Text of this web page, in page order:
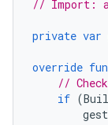
// Import:
private var
override fun
//
if (